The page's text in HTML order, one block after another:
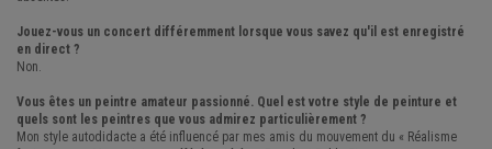
Jouez-vous un concert différemment lorsque vous savez qu'il est enregistré
en direct ?
Non.
Vous êtes un peintre amateur passionné. Quel est votre style de peinture et
quels sont les peintres que vous admirez particulièrement ?
Mon style autodidacte a été influencé par mes amis du mouvement du « Réalisme